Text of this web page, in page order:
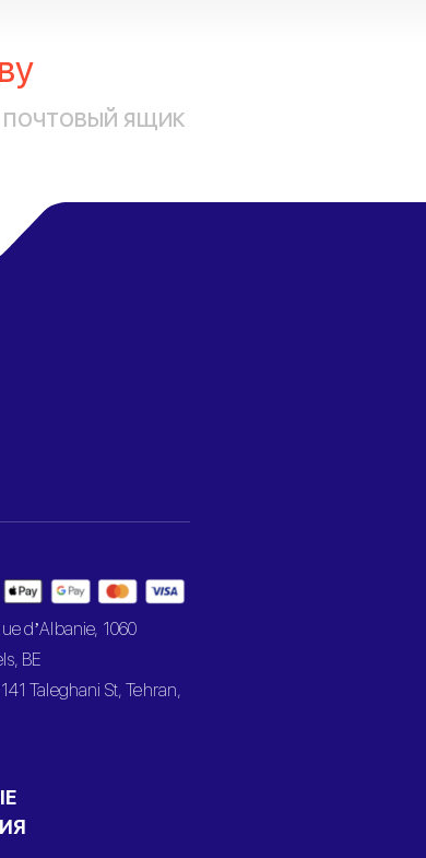
ящик
d’Albanie, 1060
BE
Taleghani St, Tehran,